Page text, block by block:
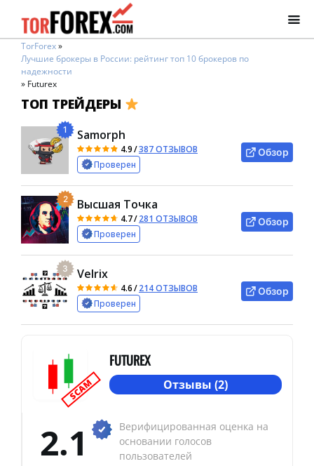
TorForex»
Лучшие брокеры в России: рейтинг топ 10 брокеров по
надежности
» Futurex
ТОП ТРЕЙДЕРЫ
1 Samorph
4.9/387 ОТЗЫВОВ
Проверен
Обзор
2 Высшая Точка
4.7/281 ОТЗЫВОВ
Проверен
Обзор
3 Velrix
4.6/214 ОТЗЫВОВ
Проверен
Обзор
SCAM
FUTUREX
Отзывы (2)
2.1
Верифицированная оценка на
основании голосов
пользователей